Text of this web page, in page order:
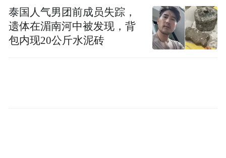
市发挥应有的作用。
“留学上海”多语种网站除了此前已经推出的
泰国人气男团前成员失踪，
遗体在湄南河中被发现，背
包内现20公斤水泥砖